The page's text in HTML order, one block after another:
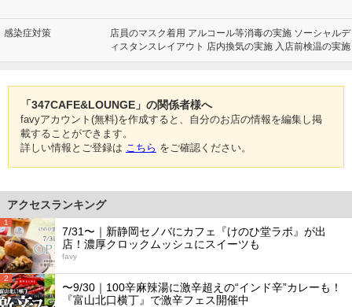
感染症対策
店員のマスク着用 アルコール等消毒の実施 ソーシャルデ
ィスタンスレイアウト 店内換気の実施 入店前検温の実施
「347CAFE&LOUNGE」の関係者様へ
favyアカウント(無料)を作成すると、自分のお店の情報を編集し掲
載することができます。
詳しい情報とご登録は こちら をご確認ください。
アクセスランキング
1
7/31〜｜新静岡セノバにカフェ『けのひ堂ラボ』が出
店！濃厚クロックムッシュにスイーツも
favy
2
〜9/30｜100辛麻辣湯に激辛超えの“インド辛”カレーも！
『富山北口横丁』で激辛フェス開催中